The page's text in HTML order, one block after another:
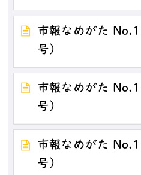
市報なめがた
号）
市報なめがた
号）
市報なめがた
号）